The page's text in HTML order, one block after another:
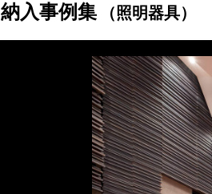
納入事例集 （照明器具）